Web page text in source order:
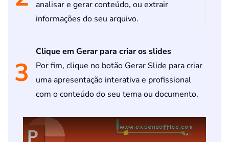
analisar e gerar conteúdo, ou extrair
informações do seu arquivo.
3
Clique em Gerar para criar os slides
Por fim, clique no botão Gerar Slide para criar
uma apresentação interativa e profissional
com o conteúdo do seu tema ou documento.